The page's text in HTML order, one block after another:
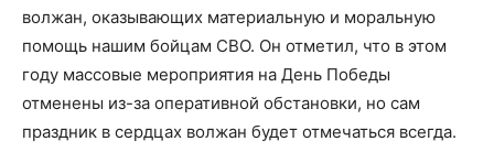
волжан, оказывающих материальную и моральную
помощь нашим бойцам СВО. Он отметил, что в этом
году массовые мероприятия на День Победы
отменены из-за оперативной обстановки, но сам
праздник в сердцах волжан будет отмечаться всегда.